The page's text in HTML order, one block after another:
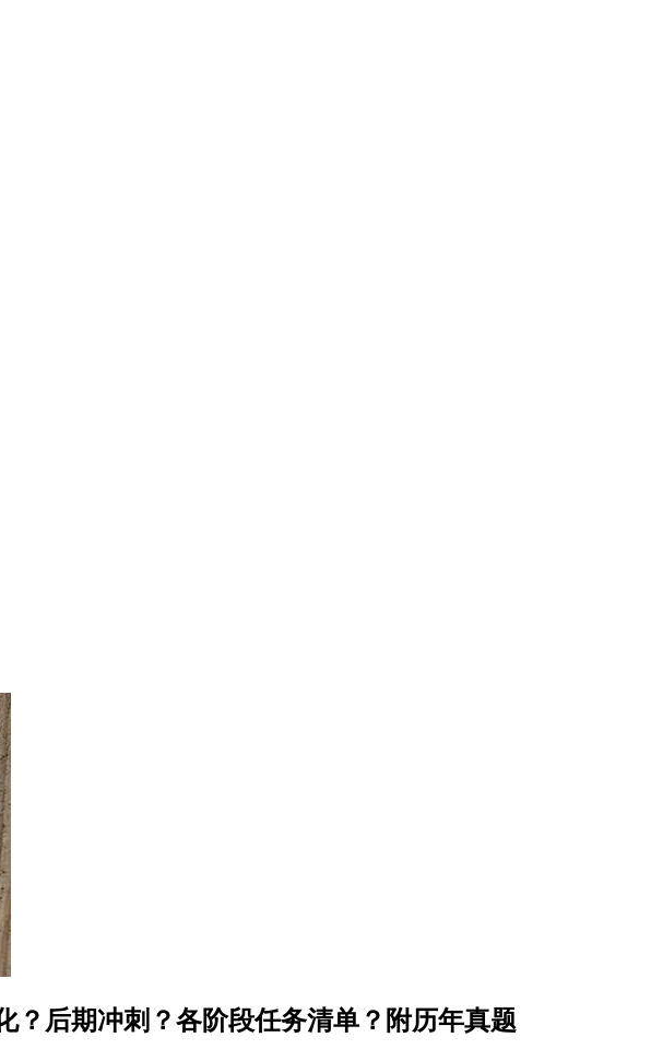
？后期冲刺？各阶段任务清单？附历年真题